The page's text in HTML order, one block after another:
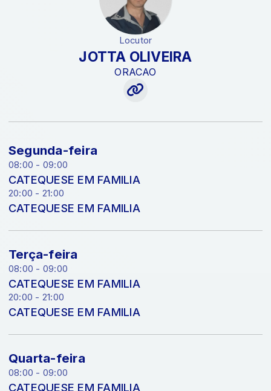
Locutor
JOTTA OLIVEIRA
ORACAO
Segunda-feira
08:00 - 09:00
CATEQUESE EM FAMILIA
20:00 - 21:00
CATEQUESE EM FAMILIA
Terça-feira
08:00 - 09:00
CATEQUESE EM FAMILIA
20:00 - 21:00
CATEQUESE EM FAMILIA
Quarta-feira
08:00 - 09:00
CATEQUESE EM FAMILIA